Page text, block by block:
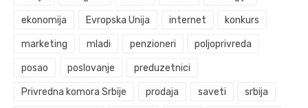
ekonomija Evropska Unija internet konkurs
marketing mladi penzioneri poljoprivreda
posao poslovanje preduzetnici
Privredna komora Srbije prodaja saveti srbija